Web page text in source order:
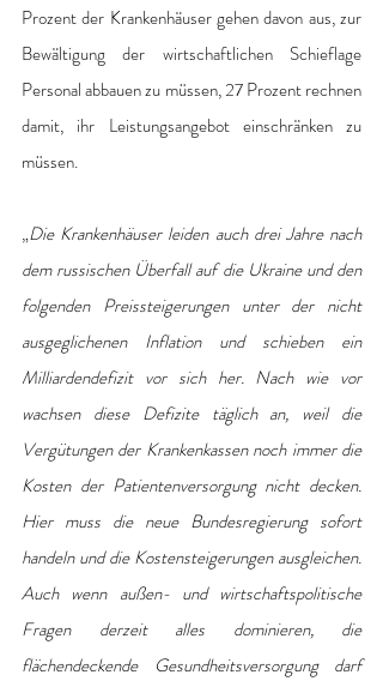
Prozent der Krankenhäuser gehen davon aus, zur
Bewältigung der wirtschaftlichen Schieflage
Personal abbauen zu müssen, 27 Prozent rechnen
damit, ihr Leistungsangebot einschränken zu
müssen.
„Die Krankenhäuser leiden auch drei Jahre nach
dem russischen Überfall auf die Ukraine und den
folgenden Preissteigerungen unter der nicht
ausgeglichenen Inflation und schieben ein
Milliardendefizit vor sich her. Nach wie vor
wachsen diese Defizite täglich an, weil die
Vergütungen der Krankenkassen noch immer die
Kosten der Patientenversorgung nicht decken.
Hier muss die neue Bundesregierung sofort
handeln und die Kostensteigerungen ausgleichen.
Auch wenn außen- und wirtschaftspolitische
Fragen derzeit alles dominieren, die
flächendeckende Gesundheitsversorgung darf